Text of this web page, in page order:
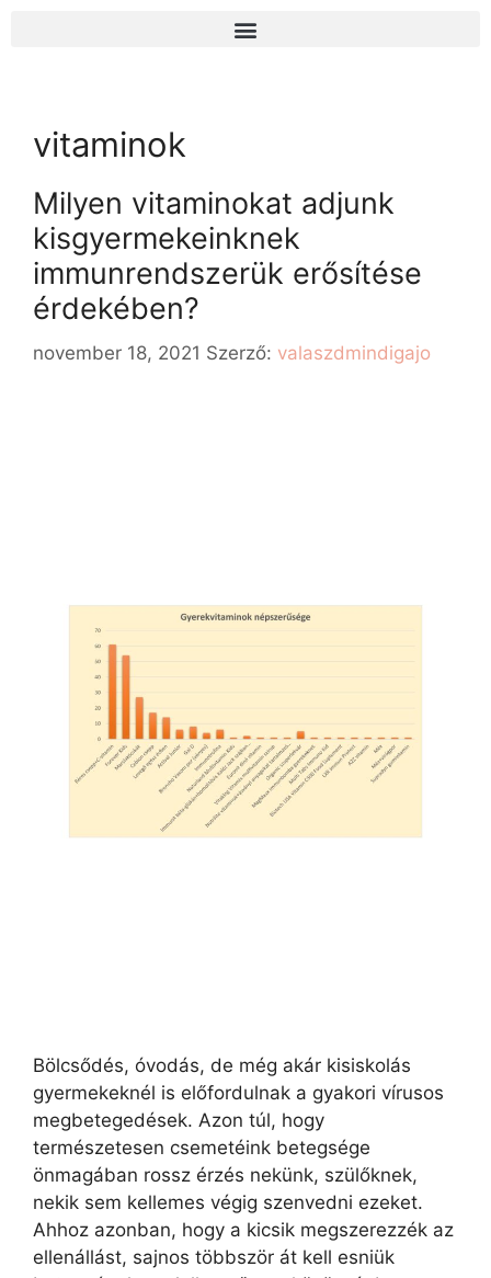
vitaminok
Milyen vitaminokat adjunk
kisgyermekeinknek
immunrendszerük erősítése
érdekében?
november 18, 2021 Szerző: valaszdmindigajo
Bölcsődés, óvodás, de még akár kisiskolás
gyermekeknél is előfordulnak a gyakori vírusos
megbetegedések. Azon túl, hogy
természetesen csemetéink betegsége
önmagában rossz érzés nekünk, szülőknek,
nekik sem kellemes végig szenvedni ezeket.
Ahhoz azonban, hogy a kicsik megszerezzék az
ellenállást, sajnos többször át kell esniük